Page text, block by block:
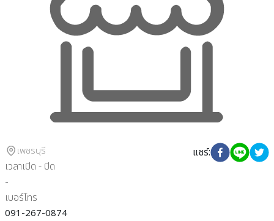
เพชรบุรี
เวลาเปิด - ปิด
-
เบอร์โทร
091-267-0874
แชร์: